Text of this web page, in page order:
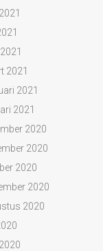
2021
2021
2021
2020
2020
2020
2020
2020